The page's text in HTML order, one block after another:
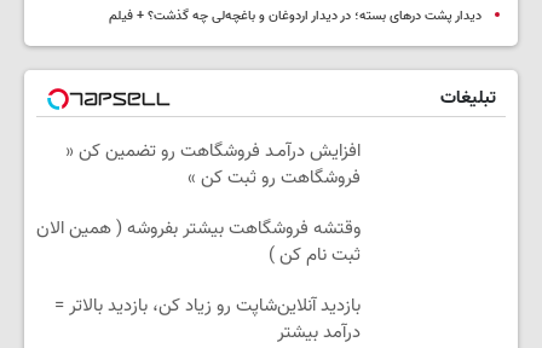
دیدار پشت درهای بسته؛ در دیدار اردوغان و باغچه‌لی چه گذشت؟ + فیلم
تبلیغات
افزایش درآمـد فروشگاهت رو تضمین کن «
فروشگاهت رو ثبت کن »
وقتشه فروشگاهت بیشتر بفروشه ( همین الان
ثبت نام کن )
بازدید آنلاین‌شاپت رو زیاد کن، بازدید بالاتر =
درآمد بیشتر